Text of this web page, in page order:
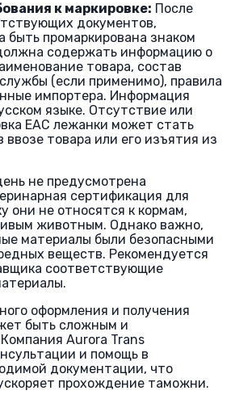
к маркировке: После
документов,
быть промаркирована знаком
содержать информацию о
товара, состав
(если применимо), правила
импортера. Информация
языке. Отсутствие или
ЕАС лежанки может стать
ввозе товара или его изъятия из
не предусмотрена
сертификация для
они не относятся к кормам,
животным. Однако важно,
материалы были безопасными
веществ. Рекомендуется
соответствующие
оформления и получения
быть сложным и
Aurora Trans
и помощь в
документации, что
прохождение таможни.